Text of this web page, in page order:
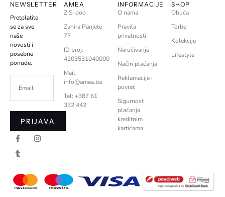
NEWSLETTER
Pretplatite
se za sve
naše
novosti i
posebne
ponude.
PRIJAVA
AMEA
ZiSi doo
Zahira Panjete
7F
ID broj:
4203531040000
Mail:
info@amea.ba
Tel: +387 61
332 442
INFORMACIJE
O nama
Pravila
privatnosti
Naručivanje
Način plaćanja
Reklamacije i
povrat
Sigurnost
plaćanja
kreditnim
karticama
SHOP
Obuća
Torbe
Kolekcije
Lifestyle